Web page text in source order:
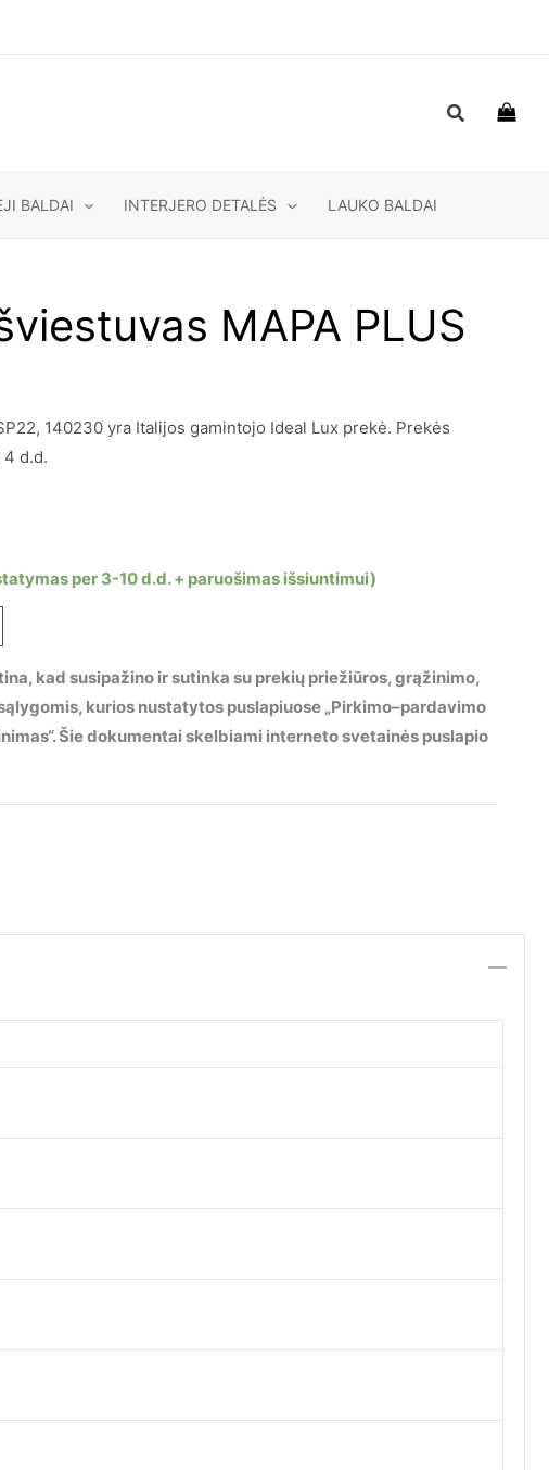
Paieška
BALDAI INTERJERO DETALĖS LAUKO BALDAI
MAPA PLUS
140230 yra Italijos gamintojo Ideal Lux prekė. Prekės
d.d.
per 3-10 d.d. + paruošimas išsiuntimui)
kad susipažino ir sutinka su prekių priežiūros, grąžinimo,
kurios nustatytos puslapiuose „Pirkimo–pardavimo
Šie dokumentai skelbiami interneto svetainės puslapio